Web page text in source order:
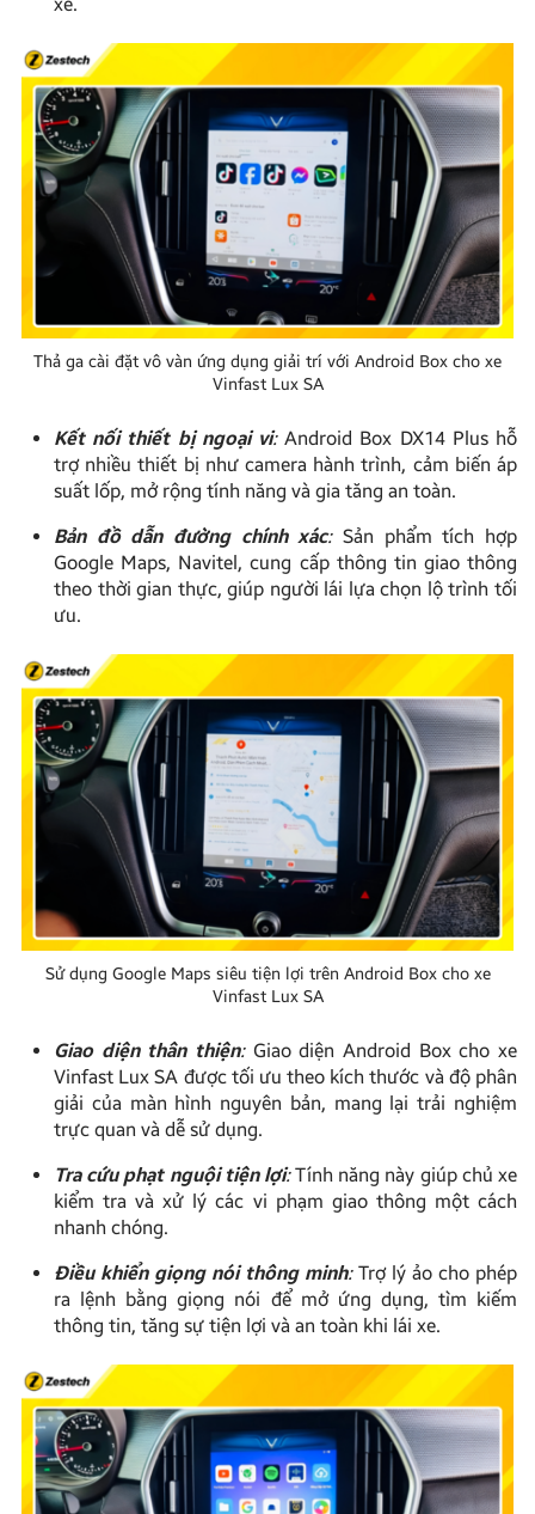
Thả ga cài đặt vô vàn ứng dụng giải trí với Android Box cho xe
Vinfast Lux SA
Kết nối thiết bị ngoại vi:Android Box DX14 Plus hỗ
trợ nhiều thiết bị như camera hành trình, cảm biến áp
suất lốp, mở rộng tính năng và gia tăng an toàn.
Bản đồ dẫn đường chính xác:Sản phẩm tích hợp
Google Maps, Navitel, cung cấp thông tin giao thông
theo thời gian thực, giúp người lái lựa chọn lộ trình tối
ưu.
Sử dụng Google Maps siêu tiện lợi trên Android Box cho xe
Vinfast Lux SA
Giao diện thân thiện:Giao diện Android Box cho xe
Vinfast Lux SA được tối ưu theo kích thước và độ phân
giải của màn hình nguyên bản, mang lại trải nghiệm
trực quan và dễ sử dụng.
Tra cứu phạt nguội tiện lợi:Tính năng này giúp chủ xe
kiểm tra và xử lý các vi phạm giao thông một cách
nhanh chóng.
Điều khiển giọng nói thông minh:Trợ lý ảo cho phép
ra lệnh bằng giọng nói để mở ứng dụng, tìm kiếm
thông tin, tăng sự tiện lợi và an toàn khi lái xe.